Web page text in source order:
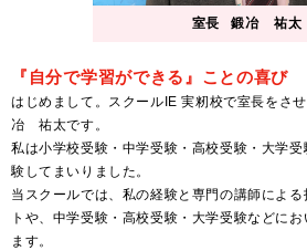
室長 鍛冶 祐太
『自分で学習ができる』ことの喜び
はじめまして。スクールIE 実籾校で室長をさ
冶 祐太です。
私は小学校受験・中学受験・高校受験・大学
験してまいりました。
当スクールでは、私の経験と専門の講師によ
トや、中学受験・高校受験・大学受験などに
ます。